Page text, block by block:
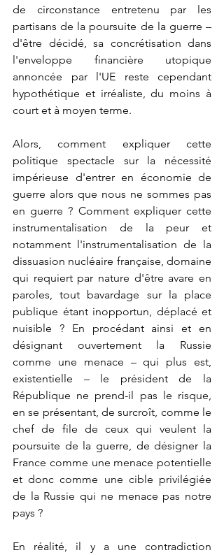
de circonstance entretenu par les
partisans de la poursuite de la guerre –
d'être décidé, sa concrétisation dans
l'enveloppe financière utopique
annoncée par l'UE reste cependant
hypothétique et irréaliste, du moins à
court et à moyen terme.
Alors, comment expliquer cette
politique spectacle sur la nécessité
impérieuse d'entrer en économie de
guerre alors que nous ne sommes pas
en guerre ? Comment expliquer cette
instrumentalisation de la peur et
notamment l'instrumentalisation de la
dissuasion nucléaire française, domaine
qui requiert par nature d'être avare en
paroles, tout bavardage sur la place
publique étant inopportun, déplacé et
nuisible ? En procédant ainsi et en
désignant ouvertement la Russie
comme une menace – qui plus est,
existentielle – le président de la
République ne prend-il pas le risque,
en se présentant, de surcroît, comme le
chef de file de ceux qui veulent la
poursuite de la guerre, de désigner la
France comme une menace potentielle
et donc comme une cible privilégiée
de la Russie qui ne menace pas notre
pays ?
En réalité, il y a une contradiction